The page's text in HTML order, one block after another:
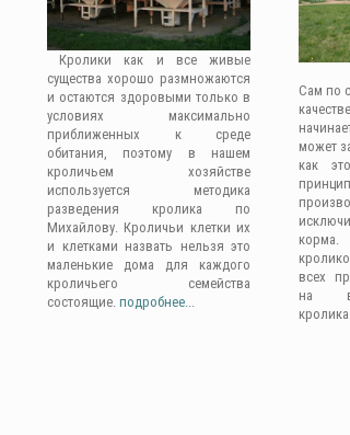
Кролики как и все живые
существа хорошо размножаются
и остаются здоровыми только в
условиях максимально
приближенных к среде
обитания, поэтому в нашем
кроличьем хозяйстве
используется методика
разведения кролика по
Михайлову. Кроличьи клетки их
и клетками назвать нельзя это
маленькие дома для каждого
кроличьего семейства
состоящие. подробнее...
Сам по
может
как
всех
на
кролика.